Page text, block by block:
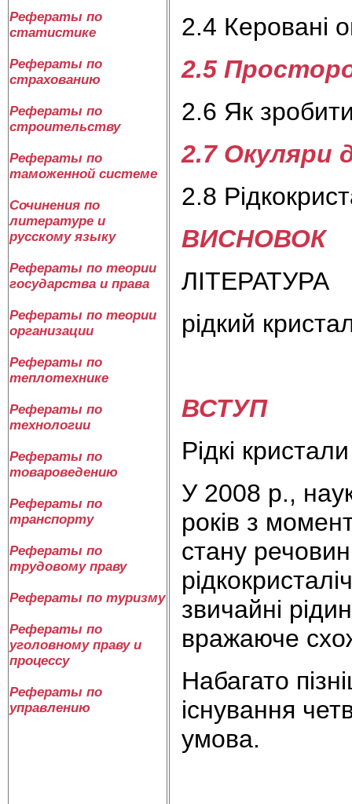
Рефераты по
статистике
Рефераты по
страхованию
Рефераты по
строительству
Рефераты по
таможенной системе
Сочинения по
литературе и
русскому языку
Рефераты по теории
государства и права
Рефераты по теории
организации
Рефераты по
теплотехнике
Рефераты по
технологии
Рефераты по
товароведению
Рефераты по
транспорту
Рефераты по
трудовому праву
Рефераты по туризму
Рефераты по
уголовному праву и
процессу
Рефераты по
управлению
2.4 Керовані
2.5
2.6 Як
2.7 Окуляри
2.8
ВИСНОВОК
ЛІТЕРАТУРА
рідкий
ВСТУП
Рідкі
У 2008 р.,
років з
стану
звичайні
вражаюче
Набагато
існування
умова.